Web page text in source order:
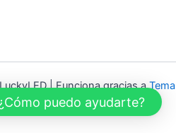
| Funciona gracias aTema
WordPresspuedo ayudarte?